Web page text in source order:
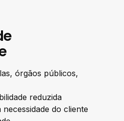
órgãos públicos,
reduzida
do cliente